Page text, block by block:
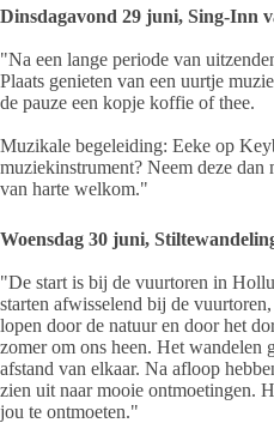
Dinsdagavond 29 juni, Sing-Inn
"Na een lange periode van
Plaats genieten van een uurtje
de pauze een kopje koffie of thee.
Muzikale begeleiding: Eeke op
muziekinstrument? Neem deze
van harte welkom."
Woensdag 30 juni,
"De start is bij de vuurtoren in
starten afwisselend bij de
lopen door de natuur en door het
zomer om ons heen. Het wandelen
afstand van elkaar. Na afloop
zien uit naar mooie ontmoetingen.
jou te ontmoeten."